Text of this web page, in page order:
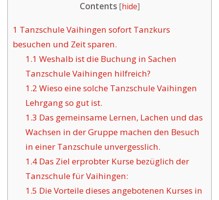
Contents [hide]
1 Tanzschule Vaihingen sofort Tanzkurs
besuchen und Zeit sparen.
1.1 Weshalb ist die Buchung in Sachen
Tanzschule Vaihingen hilfreich?
1.2 Wieso eine solche Tanzschule Vaihingen
Lehrgang so gut ist.
1.3 Das gemeinsame Lernen, Lachen und das
Wachsen in der Gruppe machen den Besuch
in einer Tanzschule unvergesslich.
1.4Das Ziel erprobter Kurse bezüglich der
Tanzschule für Vaihingen:
1.5 Die Vorteile dieses angebotenen Kurses in